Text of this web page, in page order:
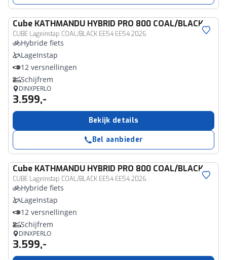
Cube KATHMANDU HYBRID PRO 800 COAL/BLACK
CUBE Lageinstap COAL/BLACK EE54 EE54 2026
Hybride fiets
LageInstap
12 versnellingen
Schijfrem
DINXPERLO
3.599,-
Bekijk details
Bel aanbieder
Cube KATHMANDU HYBRID PRO 800 COAL/BLACK
CUBE Lageinstap COAL/BLACK EE54 EE54 2026
Hybride fiets
LageInstap
12 versnellingen
Schijfrem
DINXPERLO
3.599,-